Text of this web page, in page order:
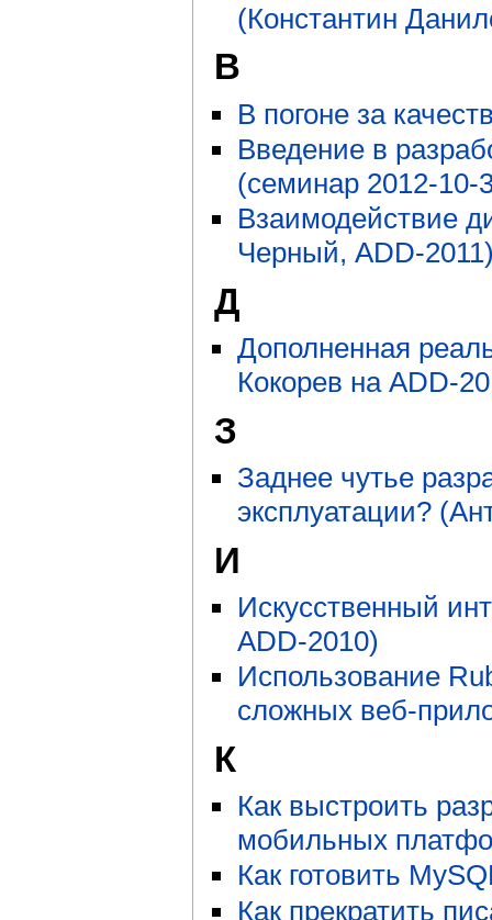
(Константин
В
В погоне за
Введение в
(семинар 2012-10-
Взаимодействие
Черный, ADD-
Д
Дополненная
Кокорев на ADD-
З
Заднее чутье
эксплуатации?
И
Искусственный
ADD-2010)
Использование
сложных веб-
К
Как выстроить
мобильных
Как готовить
Как прекратить